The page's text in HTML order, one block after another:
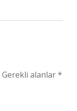
Gerekli alanlar*